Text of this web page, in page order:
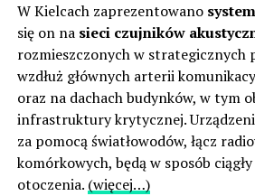
W Kielcach zaprezentowano
się on na sieci czujników
rozmieszczonych w strategicznych
wzdłuż głównych arterii
oraz na dachach budynków, w tym
infrastruktury krytycznej.
za pomocą światłowodów, łącz
komórkowych, będą w sposób
otoczenia. (więcej…)